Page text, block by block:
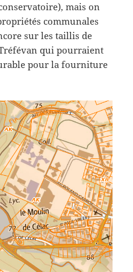
mais on
communales
sur les taillis de
qui pourraient
pour la fourniture